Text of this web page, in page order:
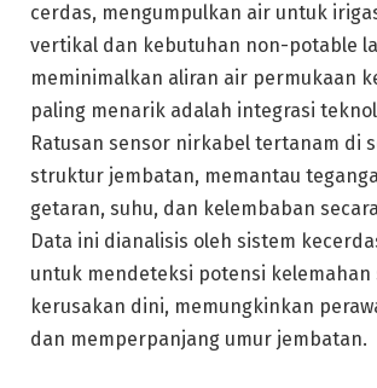
cerdas, mengumpulkan air untuk
vertikal dan kebutuhan non-potable
meminimalkan aliran air permukaan
paling menarik adalah integrasi
Ratusan sensor nirkabel tertanam di
struktur jembatan, memantau
getaran, suhu, dan kelembaban
Data ini dianalisis oleh sistem
untuk mendeteksi potensi
kerusakan dini, memungkinkan
dan memperpanjang umur jembatan.